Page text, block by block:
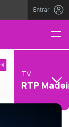
Entrar
TV
RTP